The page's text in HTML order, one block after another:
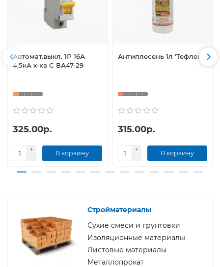
Автомат.выкл. 1Р 16А
4,5кА х-ка С ВА47-29
325.00р.
В корзину
Антиплесень 1л 'Тефлекс'
315.00р.
В корзину
Стройматериалы
Сухие смеси и грунтовки
Изоляционные материалы
Листовые материалы
Металлопрокат